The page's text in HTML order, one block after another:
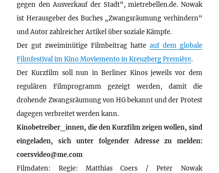
gegen den Ausverkauf der Stadt“, mietrebellen.de. Nowak
ist Herausgeber des Buches „Zwangsräumung verhindern“
und Autor zahlreicher Artikel über soziale Kämpfe.
Der gut zweiminütige Filmbeitrag hatte auf dem globale
Filmfestival im Kino Moviemento in Kreuzberg Première.
Der Kurzfilm soll nun in Berliner Kinos jeweils vor dem
regulären Filmprogramm gezeigt werden, damit die
drohende Zwangsräumung von HG bekannt und der Protest
dagegen verbreitet werden kann.
Kinobetreiber_innen, die den Kurzfilm zeigen wollen, sind
eingeladen, sich unter folgender Adresse zu melden:
coersvideo@me.com
Filmdaten: Regie: Matthias Coers / Peter Nowak